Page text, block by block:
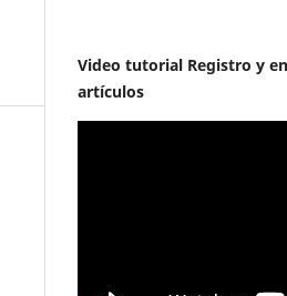
Video tutorial Registro y
artículos